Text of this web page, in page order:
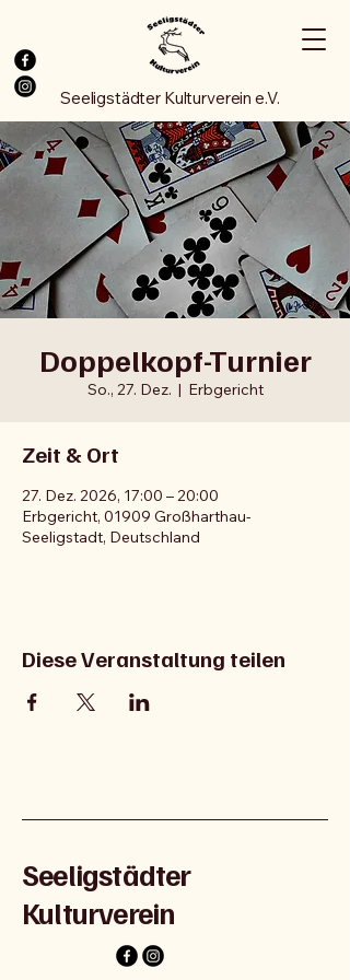
Seeligstädter Kulturverein e.V.
Doppelkopf-Turnier
So., 27. Dez.
  |
Erbgericht
Zeit & Ort
27. Dez. 2026, 17:00 – 20:00
Erbgericht, 01909 Großharthau-
Seeligstadt, Deutschland
Diese Veranstaltung teilen
Seeligstädter
Kulturverein